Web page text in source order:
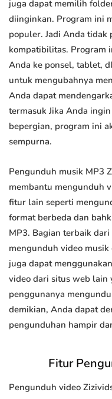
juga dapat memilih
diinginkan. Program ini
populer. Jadi Anda
kompatibilitas. Program
Anda ke ponsel, tablet,
untuk mengubahnya
Anda dapat
termasuk Jika Anda
bepergian, program ini
sempurna.
Pengunduh musik MP3
membantu mengunduh
fitur lain seperti
format berbeda dan
MP3. Bagian terbaik
mengunduh video
juga dapat
video dari situs web lain
penggunanya
demikian, Anda dapat
pengunduhan hampir
Fitur
Pengunduh video